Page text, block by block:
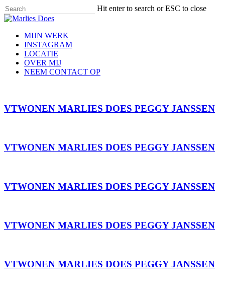
Skip
to
content
Hit enter to search or ESC to close
Close
Menu
MIJN WERK
INSTAGRAM
LOCATIE
OVER MIJ
NEEM CONTACT OP
VTWONEN MARLIES DOES PEGGY JANSSEN
VTWONEN MARLIES DOES PEGGY JANSSEN
VTWONEN MARLIES DOES PEGGY JANSSEN
VTWONEN MARLIES DOES PEGGY JANSSEN
VTWONEN MARLIES DOES PEGGY JANSSEN